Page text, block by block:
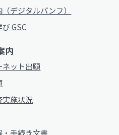
デジタルパンフ）
GSC
内
ネット出願
実施状況
・手続き文書